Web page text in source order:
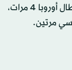
و2012 مع المنتخب الوطني، ودوري أبطال أوروبا 4 مرات،